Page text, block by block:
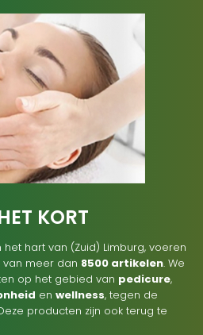
KORT
het hart van (Zuid) Limburg, voeren
meer dan 8500 artikelen. We
op het gebied van pedicure,
en wellness, tegen de
producten zijn ook terug te